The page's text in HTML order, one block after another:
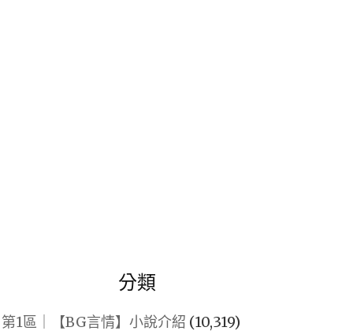
分類
第1區｜【BG言情】小說介紹 (10,319)